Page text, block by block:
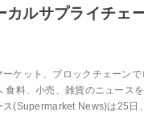
カルサプライチェ
ケット、ブロックチェーンで
食料、小売、雑貨のニュース
ス(Supermarket News)は25日